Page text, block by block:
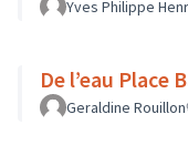
Yves Philippe
De l’eau Place
Geraldine Rouillon